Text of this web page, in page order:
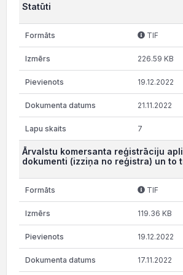
Statūti
TIF
226.59 KB
19.12.2022
21.11.2022
7
Ārvalstu komersanta reģistrāciju
dokumenti (izziņa no reģistra) un to
TIF
119.36 KB
19.12.2022
17.11.2022